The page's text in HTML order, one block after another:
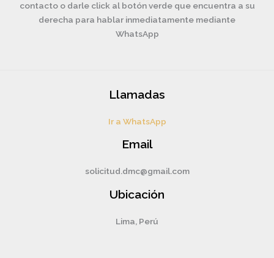
contacto o darle click al botón verde que encuentra a su
derecha para hablar inmediatamente mediante
WhatsApp
Llamadas
Ir a WhatsApp
Email
solicitud.dmc@gmail.com
Ubicación
Lima, Perú